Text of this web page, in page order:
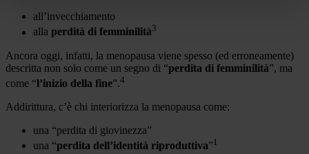
all’invecchiamento
alla perdità di femminilità3
Ancora oggi, infatti, la menopausa viene spesso (ed erroneamente)
descritta non solo come un segno di “perdita di femminilità”, ma
come “l’inizio della fine”.4
Addirittura, c’è chi interiorizza la menopausa come:
una “perdita di giovinezza”
una “perdita dell’identità riproduttiva”1